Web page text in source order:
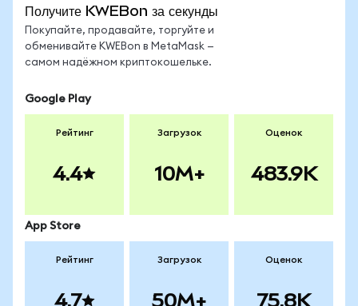
Получите KWEBon за секунды
Покупайте, продавайте, торгуйте и
обменивайте KWEBon в MetaMask —
самом надёжном криптокошельке.
Google Play
Рейтинг
4.4
Загрузок
10M+
Оценок
483.9K
App Store
Рейтинг
4.7
Загрузок
50M+
Оценок
75.8K